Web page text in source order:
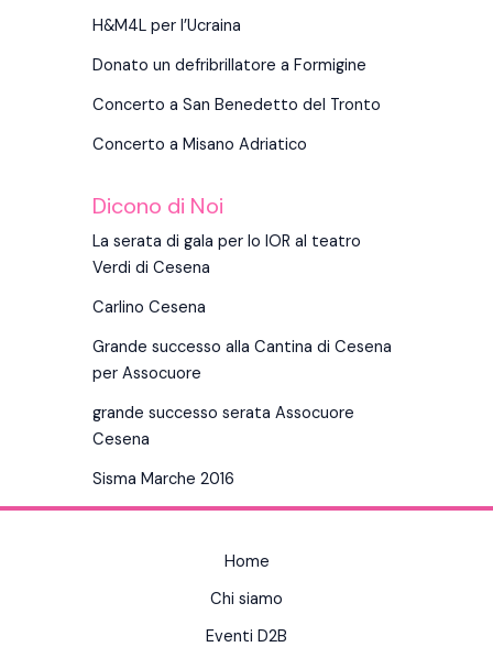
H&M4L per l’Ucraina
Donato un defribrillatore a Formigine
Concerto a San Benedetto del Tronto
Concerto a Misano Adriatico
Dicono di Noi
La serata di gala per lo IOR al teatro
Verdi di Cesena
Carlino Cesena
Grande successo alla Cantina di Cesena
per Assocuore
grande successo serata Assocuore
Cesena
Sisma Marche 2016
Home
Chi siamo
Eventi D2B